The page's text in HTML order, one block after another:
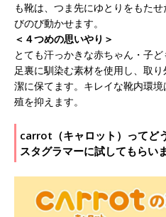
も靴は、つま先にゆとりをもた
びのび動かせます。
＜４つめの思いやり＞
とても汗っかきな赤ちゃん・子
足裏に馴染む素材を使用し、取
潔に保てます。キレイな靴内環
殖を抑えます。
carrot（キャロット）ってど
スタグラマーに試してもらい